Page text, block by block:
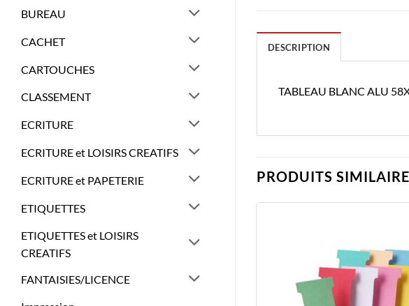
BUREAU
CACHET
CARTOUCHES
CLASSEMENT
ECRITURE
ECRITURE et LOISIRS CREATIFS
ECRITURE et PAPETERIE
ETIQUETTES
ETIQUETTES et LOISIRS
CREATIFS
FANTAISIES/LICENCE
DESCRIPTION
TABLEAU BLANC ALU
PRODUITS